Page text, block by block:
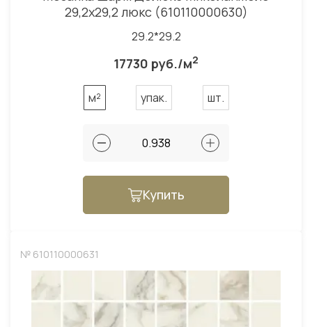
29,2x29,2 люкс (610110000630)
29.2*29.2
17730 руб./м2
м² упак. шт.
Купить
№ 610110000631